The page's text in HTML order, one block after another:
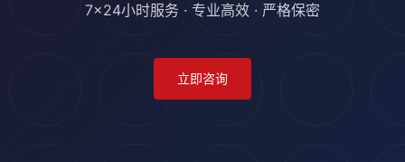
7×24小时服务 · 专业高效 · 严格保密
立即咨询